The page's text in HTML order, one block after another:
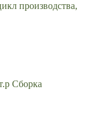
производства,
Сборка